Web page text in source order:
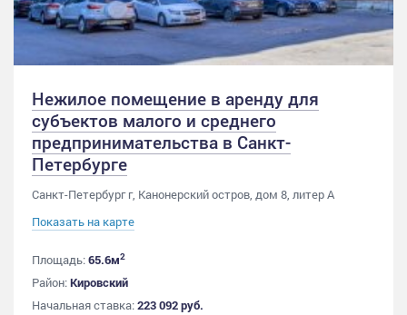
Нежилое помещение в аренду для
субъектов малого и среднего
предпринимательства в Санкт-
Петербурге
Санкт-Петербург г, Канонерский остров, дом 8, литер А
Показать на карте
Площадь:65.6м2
Район:Кировский
Начальная ставка:223 092 руб.